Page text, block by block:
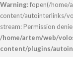
Warning: fopen(/home/
content/autointerlinks/
stream: Permission
/home/artem/web/
content/plugins/